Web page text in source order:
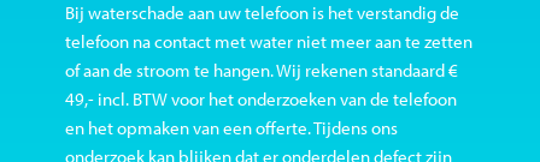
Bij waterschade aan uw telefoon is het verstandig de
telefoon na contact met water niet meer aan te zetten
of aan de stroom te hangen. Wij rekenen standaard €
49,- incl. BTW voor het onderzoeken van de telefoon
en het opmaken van een offerte. Tijdens ons
onderzoek kan blijken dat er onderdelen defect zijn